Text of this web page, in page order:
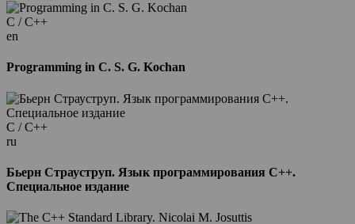
C / C++
en
Programming in C. S. G. Kochan
C / C++
ru
Бьерн Страуструп. Язык программирования С++.
Специальное издание